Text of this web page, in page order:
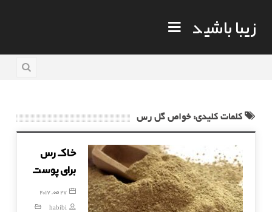
زیبا باشید
کلمات کلیدی: خواص گل رس
خاک رس
برای پوست
27 مه, 2017
habibi